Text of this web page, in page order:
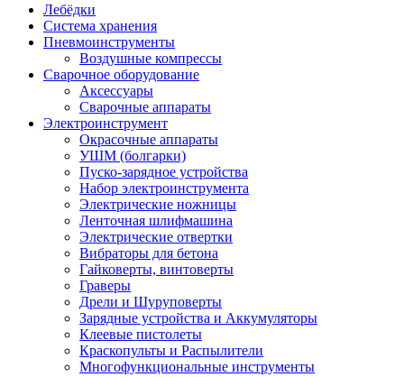
Лебёдки
Система хранения
Пневмоинструменты
Воздушные компрессы
Сварочное оборудование
Аксессуары
Сварочные аппараты
Электроинструмент
Окрасочные аппараты
УШМ (болгарки)
Пуско-зарядное устройства
Набор электроинструмента
Электрические ножницы
Ленточная шлифмашина
Электрические отвертки
Вибраторы для бетона
Гайковерты, винтоверты
Граверы
Дрели и Шуруповерты
Зарядные устройства и Аккумуляторы
Клеевые пистолеты
Краскопульты и Распылители
Многофункциональные инструменты